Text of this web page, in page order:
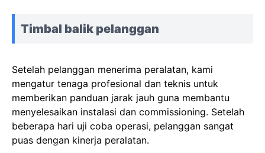
Timbal balik pelanggan
Setelah pelanggan menerima peralatan, kami
mengatur tenaga profesional dan teknis untuk
memberikan panduan jarak jauh guna membantu
menyelesaikan instalasi dan commissioning. Setelah
beberapa hari uji coba operasi, pelanggan sangat
puas dengan kinerja peralatan.